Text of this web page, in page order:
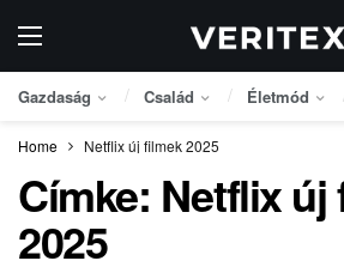
Gazdaság Család Életmód
Home Netflix új filmek 2025
Címke: Netflix új
2025